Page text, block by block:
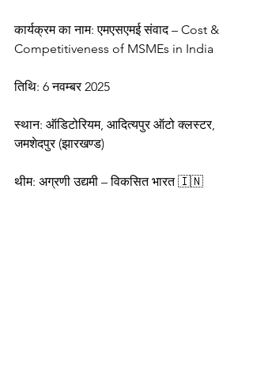
कार्यक्रम का नाम: एमएसएमई संवाद – Cost &
Competitiveness of MSMEs in India
तिथि: 6 नवम्बर 2025
स्थान: ऑडिटोरियम, आदित्यपुर ऑटो क्लस्टर,
जमशेदपुर (झारखण्ड)
थीम: अग्रणी उद्यमी – विकसित भारत 🇮🇳